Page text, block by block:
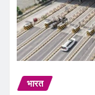
भारत